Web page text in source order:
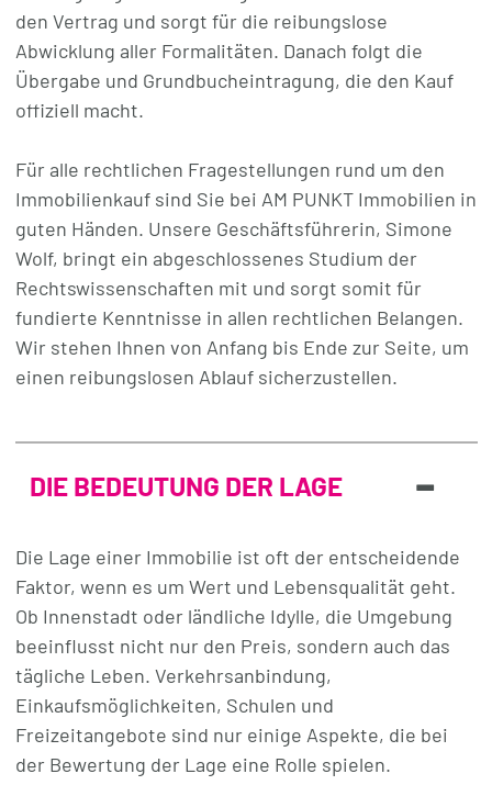
den Vertrag und sorgt für die reibungslose
Abwicklung aller Formalitäten. Danach folgt die
Übergabe und Grundbucheintragung, die den Kauf
offiziell macht.
Für alle rechtlichen Fragestellungen rund um den
Immobilienkauf sind Sie bei AM PUNKT Immobilien in
guten Händen. Unsere Geschäftsführerin, Simone
Wolf, bringt ein abgeschlossenes Studium der
Rechtswissenschaften mit und sorgt somit für
fundierte Kenntnisse in allen rechtlichen Belangen.
Wir stehen Ihnen von Anfang bis Ende zur Seite, um
einen reibungslosen Ablauf sicherzustellen.
DIE BEDEUTUNG DER LAGE -
Die Lage einer Immobilie ist oft der entscheidende
Faktor, wenn es um Wert und Lebensqualität geht.
Ob Innenstadt oder ländliche Idylle, die Umgebung
beeinflusst nicht nur den Preis, sondern auch das
tägliche Leben. Verkehrsanbindung,
Einkaufsmöglichkeiten, Schulen und
Freizeitangebote sind nur einige Aspekte, die bei
der Bewertung der Lage eine Rolle spielen.